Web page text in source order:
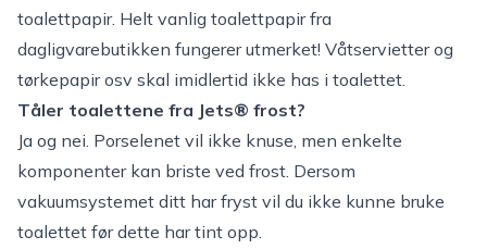
toalettpapir. Helt vanlig toalettpapir fra
dagligvarebutikken fungerer utmerket! Våtservietter og
tørkepapir osv skal imidlertid ikke has i toalettet.
Tåler toalettene fra Jets® frost?
Ja og nei. Porselenet vil ikke knuse, men enkelte
komponenter kan briste ved frost. Dersom
vakuumsystemet ditt har fryst vil du ikke kunne bruke
toalettet før dette har tint opp.